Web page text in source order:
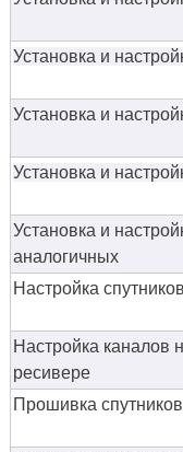
Установка и
Установка и
Установка и
Установка и
аналогичных
Настройка
Настройка каналов
ресивере
Прошивка